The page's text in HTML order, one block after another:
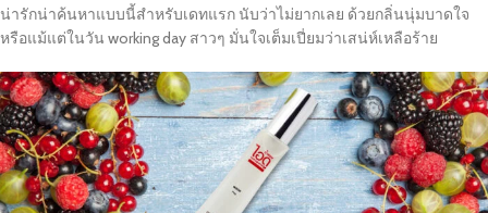
น่ารักน่าค้นหาแบบนี้สำหรับเดทแรก นับว่าไม่ยากเลย ด้วยกลิ่นนุ่มบาดใจ
หรือแม้แต่ในวัน working day สาวๆ มั่นใจเต็มเปี่ยมว่าเสน่ห์เหลือร้าย